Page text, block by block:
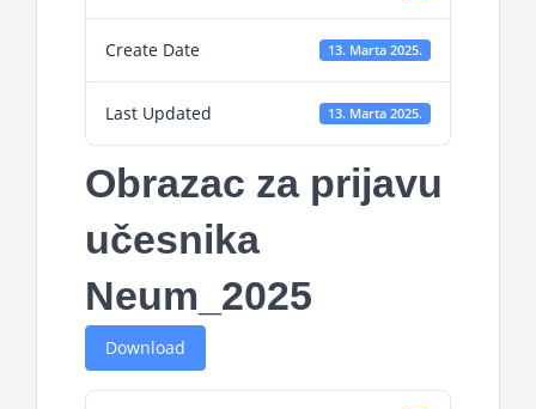
Create Date 13. Marta 2025.
Last Updated 13. Marta 2025.
Obrazac za prijavu
učesnika
Neum_2025
Download